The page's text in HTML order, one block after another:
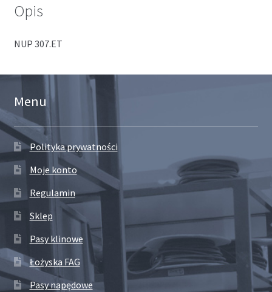
Opis
NUP 307.ET
Menu
Polityka prywatności
Moje konto
Regulamin
Sklep
Pasy klinowe
Łożyska FAG
Pasy napędowe